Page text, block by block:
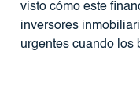
visto cómo este
inversores
urgentes cuando los